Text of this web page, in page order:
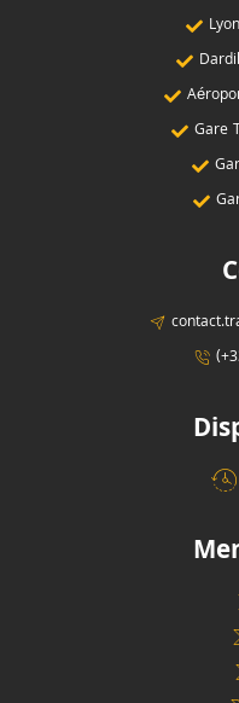
Gare